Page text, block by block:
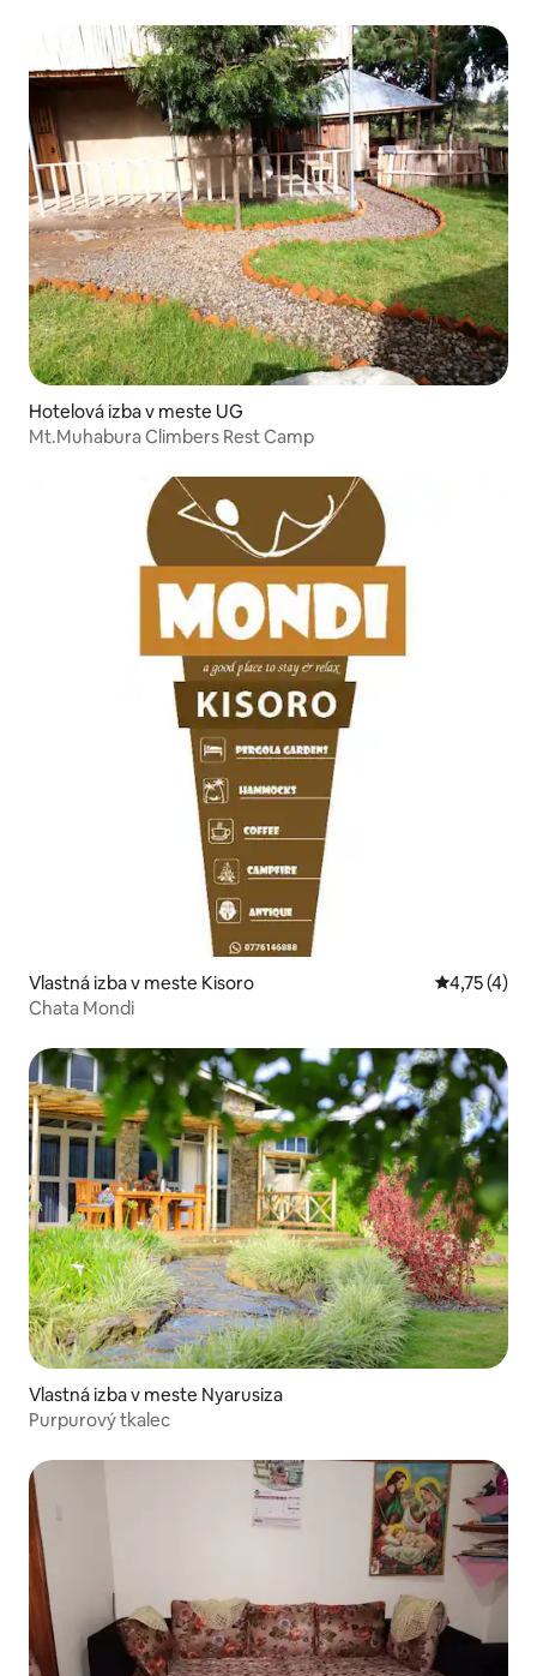
Hotelová izba v meste UG
Mt.Muhabura Climbers Rest Camp
Vlastná izba v meste Kisoro Priemerné
4,75 (4)
Chata Mondi
Vlastná izba v meste Nyarusiza
Purpurový tkalec